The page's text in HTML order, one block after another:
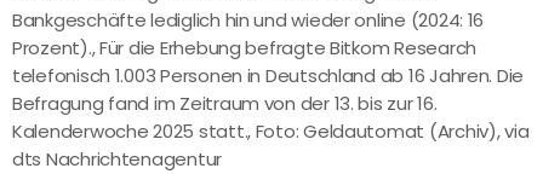
Bankgeschäfte lediglich hin und wieder online (2024: 16
Prozent)., Für die Erhebung befragte Bitkom Research
telefonisch 1.003 Personen in Deutschland ab 16 Jahren. Die
Befragung fand im Zeitraum von der 13. bis zur 16.
Kalenderwoche 2025 statt., Foto: Geldautomat (Archiv), via
dts Nachrichtenagentur